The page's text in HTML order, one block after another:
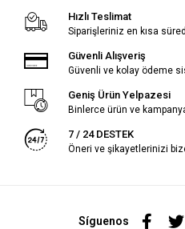
Hızlı Teslimat
Siparişleriniz en kısa
Güvenli Alışveriş
Güvenli ve kolay ödeme
Geniş Ürün Yelpazesi
Binlerce ürün ve
7 / 24 DESTEK
Öneri ve şikayetlerinizi
Síguenos